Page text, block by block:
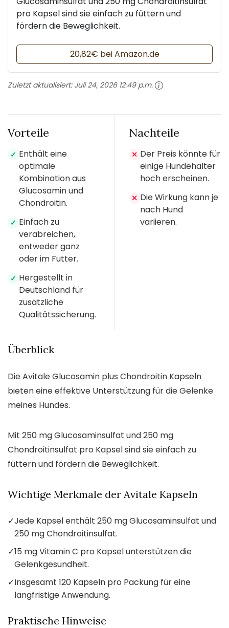
pro Kapsel sind sie einfach zu füttern und
fördern die Beweglichkeit.
20,82€ bei Amazon.de
Zuletzt aktualisiert: Juli 24, 2026 12:49 p.m.
Vorteile
✓ Enthält eine
optimale
Kombination aus
Glucosamin und
Chondroitin.
✓ Einfach zu
verabreichen,
entweder ganz
oder im Futter.
✓ Hergestellt in
Deutschland für
zusätzliche
Qualitätssicherung.
Nachteile
✕ Der Preis könnte für
einige Hundehalter
hoch erscheinen.
✕ Die Wirkung kann je
nach Hund
variieren.
Überblick
Die Avitale Glucosamin plus Chondroitin Kapseln
bieten eine effektive Unterstützung für die Gelenke
meines Hundes.
Mit 250 mg Glucosaminsulfat und 250 mg
Chondroitinsulfat pro Kapsel sind sie einfach zu
füttern und fördern die Beweglichkeit.
Wichtige Merkmale der Avitale Kapseln
✓Jede Kapsel enthält 250 mg Glucosaminsulfat und
250 mg Chondroitinsulfat.
✓15 mg Vitamin C pro Kapsel unterstützen die
Gelenkgesundheit.
✓Insgesamt 120 Kapseln pro Packung für eine
langfristige Anwendung.
Praktische Hinweise